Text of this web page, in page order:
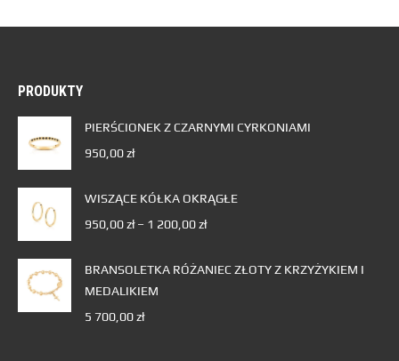
PRODUKTY
PIERŚCIONEK Z CZARNYMI CYRKONIAMI
950,00zł
WISZĄCE KÓŁKA OKRĄGŁE
950,00zł – 1 200,00zł
BRANSOLETKA RÓŻANIEC ZŁOTY Z KRZYŻYKIEM I
MEDALIKIEM
5 700,00zł